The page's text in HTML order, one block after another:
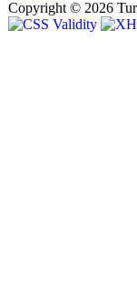
Copyright © 2026